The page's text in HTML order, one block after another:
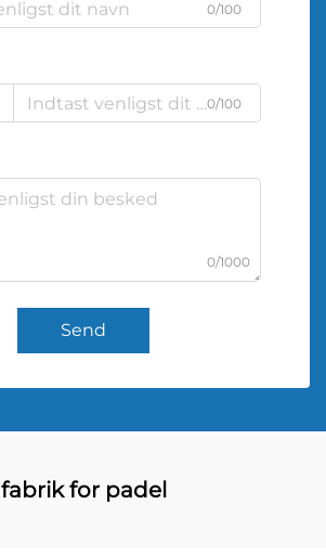
0/100
0/100
0/1000
Send
fabrik for padel